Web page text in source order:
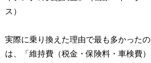
ス）
実際に乗り換えた理由で最も多かったの
は、「維持費（税金・保険料・車検費）